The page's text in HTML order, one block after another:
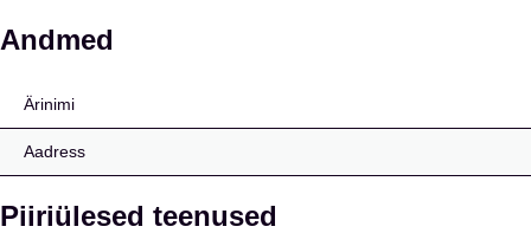
De Friesland
Andmed
Ärinimi
Aadress
Piiriülesed teenused